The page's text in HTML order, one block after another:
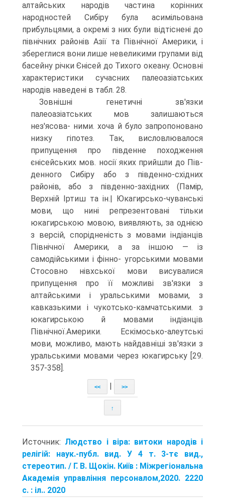
алтайських народів частина корінних
народностей Сибіру була асимільована
прибульцями, а окремі з них були відтіснені до
північних районів Азії та Північної Америки, і
збереглися вони лише невелики­ми групами від
басейну річки Єнісей до Тихого океану. Основні
характеристи­ки сучасних палеоазіатських
народів наведені в табл. 28.
Зовнішні генетичні зв'язки
палеоазіатських мов залишаються
нез'ясова- ними. хоча й було запропоновано
низку гіпотез. Так, висловлювалося
припущен­ня про південне походження
єнісейських мов. носії яких прийшли до Пів­
денного Сибіру або з південно-східних
районів, або з південно-західних (Памір,
Верхній Іртиш та ін.| Юкагирсько-чуванські
мови, що нині репрезентовані тільки
юкагирською мовою, виявляють, за однією
з версій, спорідненість з мо­вами індіанців
Північної Америки, а за іншою — із
самодійськими і фінно- угорськими мовами
Стосовно нівхської мови висувалися
припущення про її можливі зв'язки з
алтайськими і уральськими мовами, з
кавказькими і чукотсь­ко-камчатськими. з
юкагирською й мовами індіанців
Північної.Америки. Ескі­мосько-алеутські
мови, можливо, мають найдавніші зв'язки з
уральськими мо­вами через юкагирську [29.
357-358].
<< >>
↑
Источник: Людство і віра: витоки народів і
релігій: наук.-публ. вид. У 4 т. 3-тє вид.,
стереотип. / Г. В. Щокін. Київ : Міжрегіональна
Академія управління персоналом,2020. 2220
с. : іл.. 2020